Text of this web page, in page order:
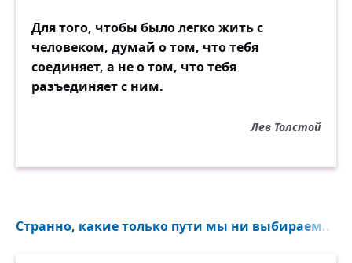
Для того, чтобы было легко жить с
человеком, думай о том, что тебя
соединяет, а не о том, что тебя
разъединяет с ним.
Лев Толстой
Странно, какие только пути мы ни выбираем...